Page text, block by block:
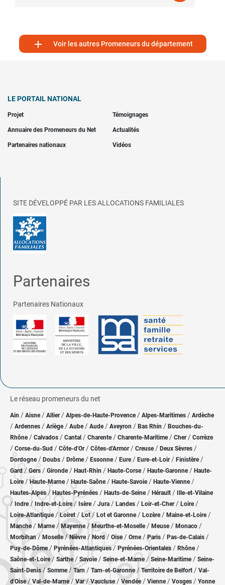
 Voir les autres Promeneurs du département
LE PORTAIL NATIONAL
Projet Témoignages
Annuaire des Promeneurs du Net Actualités
Partenaires nationaux Vidéos
SITE DÉVELOPPÉ PAR LES ALLOCATIONS FAMILIALES
Partenaires
Partenaires Nationaux
Le réseau promeneurs du net
Ain / Aisne/ Allier/ Alpes-de-Haute-Provence / Alpes-Maritimes / Ardèche
/ Ardennes / Ariège/ Aube/ Aude / Aveyron / Bas Rhin / Bouches-du-
Rhône/ Calvados / Cantal / Charente / Charente-Maritime/ Cher / Corrèze
/ Corse-du-Sud / Côte-d'Or / Côtes-d'Armor/ Creuse/ Deux Sèvres /
Dordogne/ Doubs / Drôme/ Essonne / Eure/ Eure-et-Loir / Finistère/
Gard/Gers / Gironde/ Haut-Rhin / Haute-Corse/ Haute-Garonne/ Haute-
Loire/Haute-Marne/ Haute-Saône/ Haute-Savoie/ Haute-Vienne/
Hautes-Alpes/ Hautes-Pyrénées / Hauts-de-Seine/ Hérault / Ille-et-Vilaine
/ Indre/ Indre-et-Loire/ Isère/ Jura / Landes / Loir-et-Cher/ Loire/
Loire-Atlantique/ Loiret / Lot/ Lot et Garonne/ Lozère / Maine-et-Loire/
Manche/ Marne/ Mayenne/ Meurthe-et-Moselle/ Meuse/ Monaco /
Morbihan/ Moselle/ Nièvre / Nord/ Oise / Orne/Paris / Pas-de-Calais /
Puy-de-Dôme/ Pyrénées-Atlantiques / Pyrénées-Orientales / Rhône/
Saône-et-Loire/ Sarthe/ Savoie/ Seine-et-Marne/ Seine-Maritime/ Seine-
Saint-Denis /Somme/ Tarn / Tarn-et-Garonne/Territoire de Belfort / Val-
d'Oise/ Val-de-Marne/Var/Vaucluse/ Vendée/ Vienne/ Vosges / Yonne